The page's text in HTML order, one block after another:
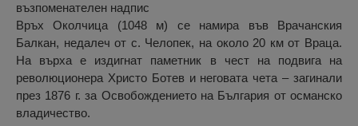
възпоменателен надпис
Връх Околчица (1048 м) се намира във Врачанския
Балкан, недалеч от с. Челопек, на около 20 км от Враца.
На върха е издигнат паметник в чест на подвига на
революционера Христо Ботев и неговата чета – загинали
през 1876 г. за Освобождението на България от османско
владичество.